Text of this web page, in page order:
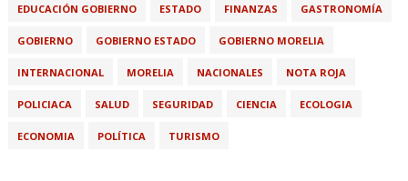
EDUCACIÓN GOBIERNO ESTADO FINANZAS GASTRONOMÍA
GOBIERNO GOBIERNO ESTADO GOBIERNO MORELIA
INTERNACIONAL MORELIA NACIONALES NOTA ROJA
POLICIACA SALUD SEGURIDAD CIENCIA ECOLOGIA
ECONOMIA POLÍTICA TURISMO